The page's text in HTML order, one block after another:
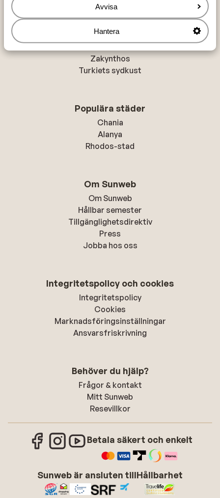
Avvisa
Hantera
Populära regioner
Zakynthos
Turkiets sydkust
Populära städer
Chania
Alanya
Rhodos-stad
Om Sunweb
Om Sunweb
Hållbar semester
Tillgänglighetsdirektiv
Press
Jobba hos oss
Integritetspolicy och cookies
Integritetspolicy
Cookies
Marknadsföringsinställningar
Ansvarsfriskrivning
Behöver du hjälp?
Frågor & kontakt
Mitt Sunweb
Resevillkor
Betala säkert och enkelt
Sunweb är ansluten tillHållbarhet